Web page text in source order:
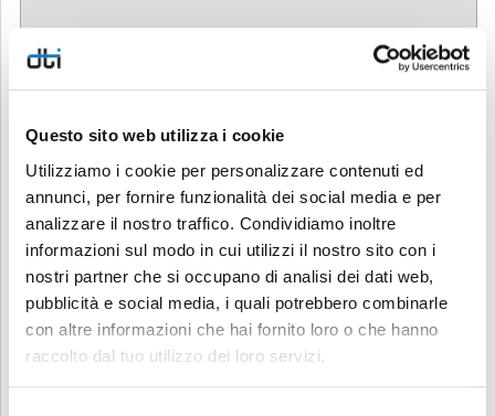
Questo sito web utilizza i cookie
Utilizziamo i cookie per personalizzare contenuti ed
annunci, per fornire funzionalità dei social media e per
analizzare il nostro traffico. Condividiamo inoltre
informazioni sul modo in cui utilizzi il nostro sito con i
nostri partner che si occupano di analisi dei dati web,
pubblicità e social media, i quali potrebbero combinarle
con altre informazioni che hai fornito loro o che hanno
raccolto dal tuo utilizzo dei loro servizi.